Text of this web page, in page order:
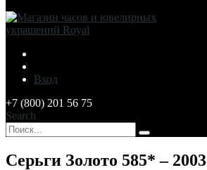
Вход
+7 (800) 201 56 75
Search
Серьги Золото 585* – 2003